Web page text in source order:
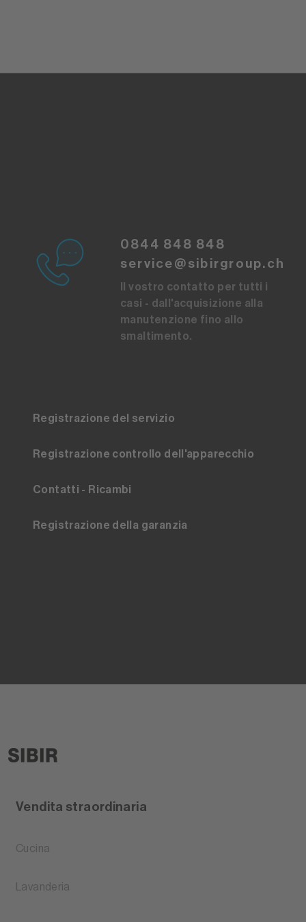
0844 848 848
service@sibirgroup.ch
Il vostro contatto per tutti i
casi - dall'acquisizione alla
manutenzione fino allo
smaltimento.
Registrazione del servizio
Registrazione controllo dell'apparecchio
Contatti - Ricambi
Registrazione della garanzia
Vendita straordinaria
Cucina
Lavanderia